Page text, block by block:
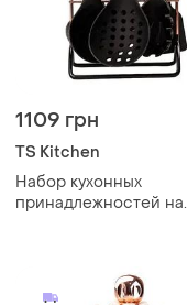
1109 грн
TS Kitchen
Набор кухонных
принадлежностей на